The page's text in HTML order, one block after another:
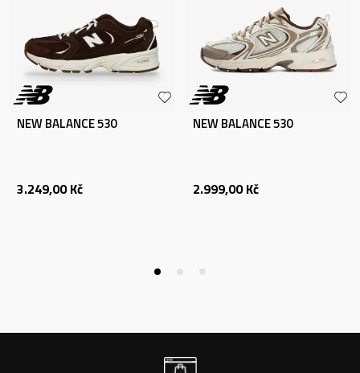
NEW BALANCE 530
3.249,00 Kč
NEW BALANCE 530
2.999,00 Kč